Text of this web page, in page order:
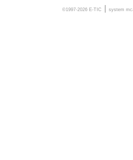
©1997-2026 E-TIC system